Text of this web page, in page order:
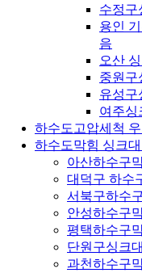
수정구
용인
음
오산
중원구
유성구
여주싱
하수도고압세척
하수도막힘 싱크
아산하수구
대덕구 하수
서북구하수
안성하수구
평택하수구
단원구싱크
과천하수구